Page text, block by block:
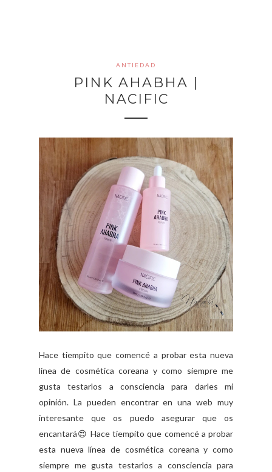
ANTIEDAD
PINK AHABHA |
NACIFIC
Hace tiempito que comencé a probar esta nueva
línea de cosmética coreana y como siempre me
gusta testarlos a consciencia para darles mi
opinión. La pueden encontrar en una web muy
interesante que os puedo asegurar que os
encantará😍 Hace tiempito que comencé a probar
esta nueva línea de cosmética coreana y como
siempre me gusta testarlos a consciencia para